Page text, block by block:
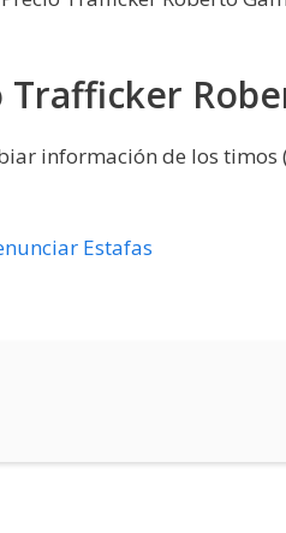
Trafficker
información de los timos
Estafas